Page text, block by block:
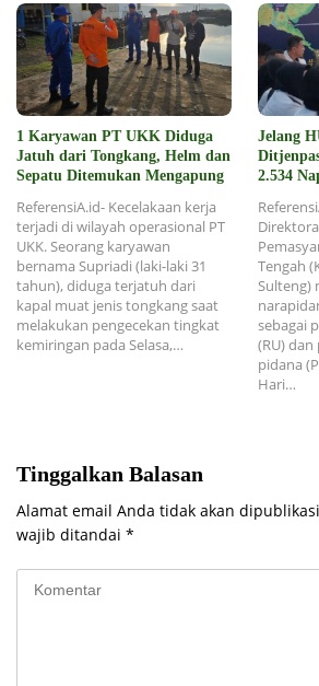
1 Karyawan PT UKK Diduga
Jatuh dari Tongkang, Helm dan
Sepatu Ditemukan Mengapung
ReferensiA.id- Kecelakaan kerja
terjadi di wilayah operasional PT
UKK. Seorang karyawan
bernama Supriadi (laki-laki 31
tahun), diduga terjatuh dari
kapal muat jenis tongkang saat
melakukan pengecekan tingkat
kemiringan pada Selasa,…
Jelang
2.534
Tengah
Sulteng)
sebagai
(RU)
pidana
Hari…
Tinggalkan Balasan
Alamat email Anda tidak akan
wajib ditandai *